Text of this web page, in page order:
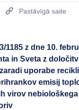
Pastāvīgā saite
1185 z dne 10.
in Sveta z
uporabe
emisij
virov